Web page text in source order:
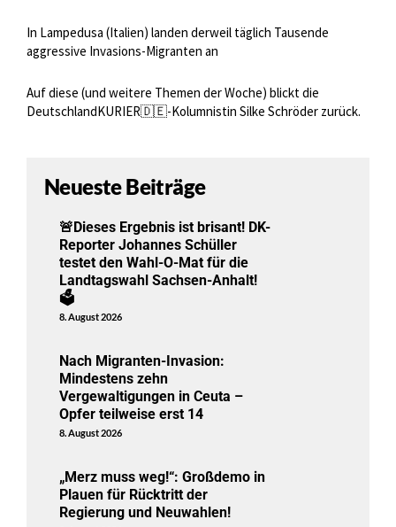
In Lampedusa (Italien) landen derweil täglich Tausende
aggressive Invasions-Migranten an
Auf diese (und weitere Themen der Woche) blickt die
DeutschlandKURIER🇩🇪-Kolumnistin Silke Schröder zurück.
Neueste Beiträge
🚨Dieses Ergebnis ist brisant! DK-
Reporter Johannes Schüller
testet den Wahl-O-Mat für die
Landtagswahl Sachsen-Anhalt!
🗳️
8. August 2026
Nach Migranten-Invasion:
Mindestens zehn
Vergewaltigungen in Ceuta –
Opfer teilweise erst 14
8. August 2026
„Merz muss weg!“: Großdemo in
Plauen für Rücktritt der
Regierung und Neuwahlen!